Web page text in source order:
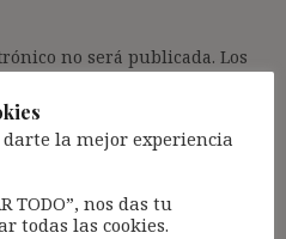
no será publicada. Los
la mejor experiencia
TODO”, nos das tu
todas las cookies.